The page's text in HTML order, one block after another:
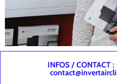
INFOS / CONTACT